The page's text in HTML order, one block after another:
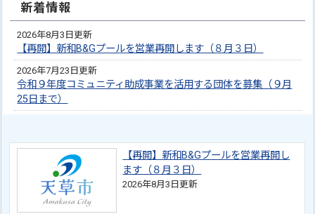
新着情報
2026年8月3日更新
【再開】新和B&Gプールを営業再開します（８月３日）
2026年7月23日更新
令和９年度コミュニティ助成事業を活用する団体を募集（９月
25日まで）
【再開】新和B&Gプールを営業再開し
ます（８月３日）
2026年8月3日更新